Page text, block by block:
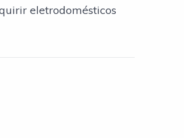
eletrodomésticos